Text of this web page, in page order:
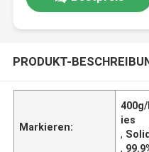
PRODUKT-
Markieren:
ies
,
,